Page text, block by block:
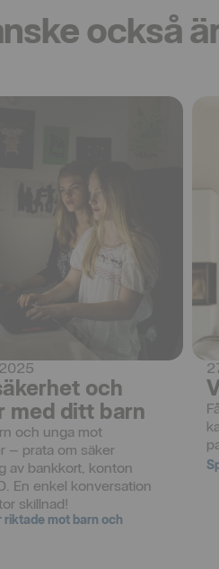
också
och
med ditt barn
och unga mot
– prata om säker
av bankkort, konton
En enkel konversation
skillnad!
riktade mot barn och